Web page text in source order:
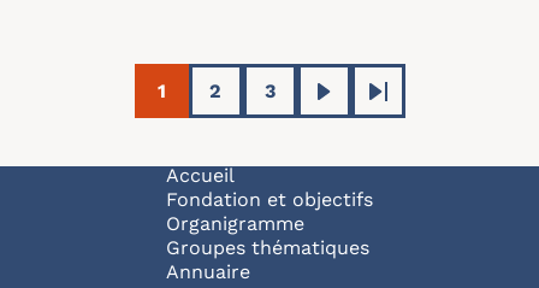
Page courante
1 Page
2 Page
3 Page suivante
Dernière page
Navigation principale
Accueil
Fondation et objectifs
Organigramme
Groupes thématiques
Annuaire